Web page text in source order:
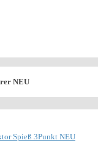
NEU
Spieß 3Punkt NEU